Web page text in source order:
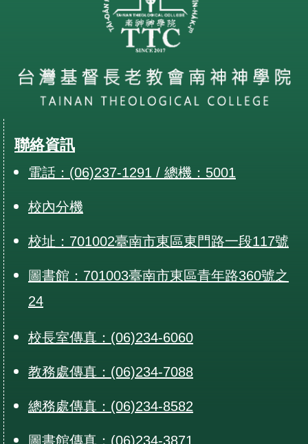
聯絡資訊
電話：(06)237-1291 / 總機：5001
校內分機
校址：701002臺南市東區東門路一段117號
圖書館：701003臺南市東區青年路360號之
24
校長室傳真：(06)234-6060
教務處傳真：(06)234-7088
總務處傳真：(06)234-8582
圖書館傳真：(06)234-3871